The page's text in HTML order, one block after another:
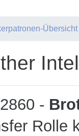
Übersicht
-
Rolle